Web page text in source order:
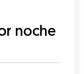
noche